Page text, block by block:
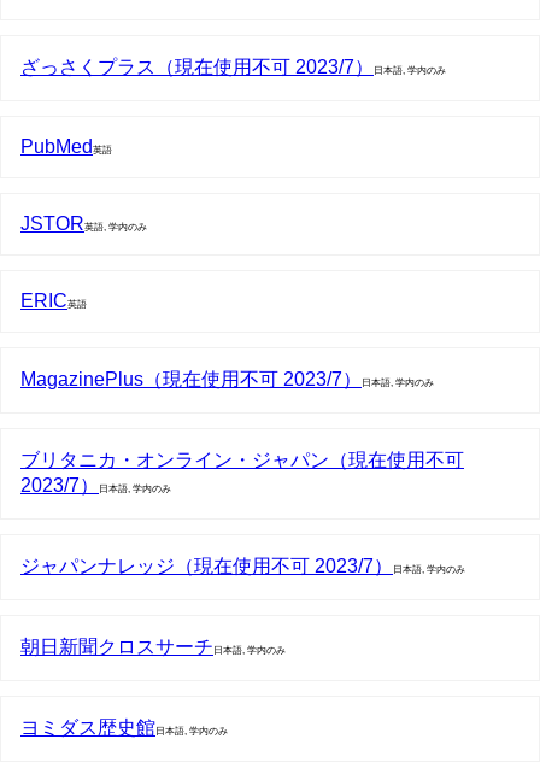
ざっさくプラス（現在使用不可 2023/7） 日本語, 学内のみ
PubMed 英語
JSTOR英語, 学内のみ
ERIC英語
MagazinePlus（現在使用不可 2023/7） 日本語, 学内のみ
ブリタニカ・オンライン・ジャパン（現在使用不可
2023/7）
日本語, 学内のみ
ジャパンナレッジ（現在使用不可 2023/7） 日本語, 学内のみ
朝日新聞クロスサーチ 日本語, 学内のみ
ヨミダス歴史館 日本語, 学内のみ